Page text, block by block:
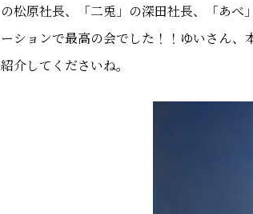
の松原社長、「二兎」の深田社長、「あ
ーションで最高の会でした！！ゆいさん
紹介してくださいね。